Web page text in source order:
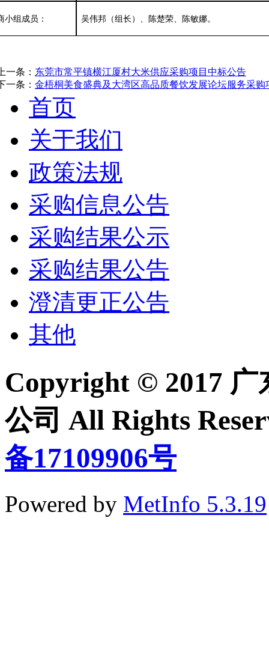
小组 成员： 吴伟邦（组长）、陈楚荣、陈敏娜。
一条： 东莞市常平镇横江厦村大米供应采购项目中标公告
一条： 金梧桐美食盛典及大湾区高品质餐饮发展论坛服务采购
首页
关于我们
政策法规
采购信息公告
采购结果公示
采购结果公告
澄清更正公告
其他
Copyright © 2017
公司 All Rights
备17109906号
Powered by MetInfo 5.3.19